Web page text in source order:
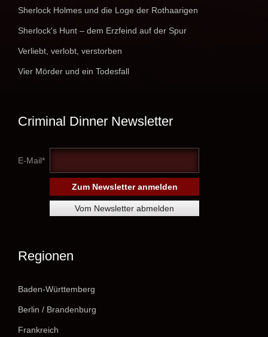
Sherlock Holmes und die Loge der Rothaarigen
Sherlock's Hunt – dem Erzfeind auf der Spur
Verliebt, verlobt, verstorben
Vier Mörder und ein Todesfall
Criminal Dinner Newsletter
E-Mail*
Regionen
Baden-Württemberg
Berlin / Brandenburg
Frankreich